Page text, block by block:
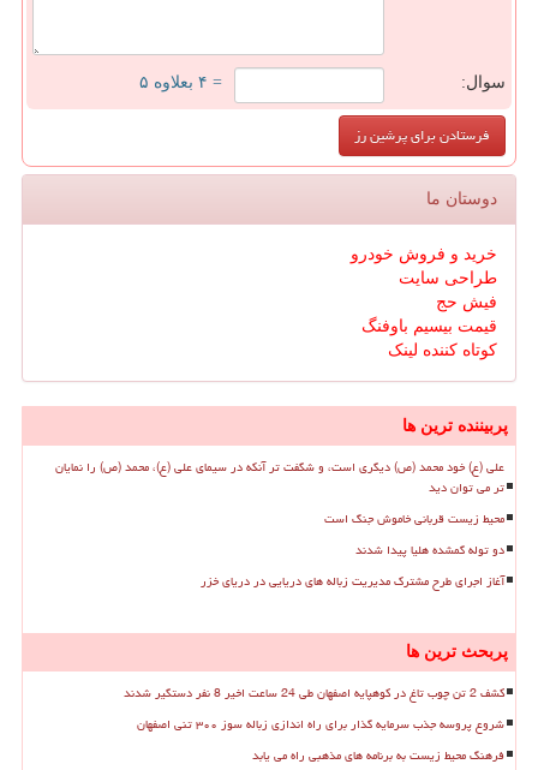
سوال: = ۴ بعلاوه ۵
دوستان ما
خرید و فروش خودرو
طراحی سایت
فیش حج
قیمت بیسیم باوفنگ
کوتاه کننده لینک
پربیننده ترین ها
علی (ع) خود محمد (ص) دیگری است، و شگفت تر آنکه در سیمای علی (ع)، محمد (ص) را نمایان
تر می توان دید
محیط زیست قربانی خاموش جنگ است
دو توله گمشده هلیا پیدا شدند
آغاز اجرای طرح مشترک مدیریت زباله های دریایی در دریای خزر
پربحث ترین ها
کشف 2 تن چوب تاغ در کوهپایه اصفهان طی 24 ساعت اخیر 8 نفر دستگیر شدند
شروع پروسه جذب سرمایه گذار برای راه اندازی زباله سوز ۳۰۰ تنی اصفهان
فرهنگ محیط زیست به برنامه های مذهبی راه می یابد